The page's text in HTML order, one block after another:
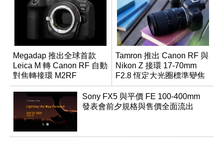
Megadap 推出全球首款
Leica M 轉 Canon RF 自動
對焦轉接環 M2RF
Tamron 推出 Canon RF 與
Nikon Z 接環 17-70mm
F2.8 恆定大光圈標準變焦
鏡
Sony FX5 與平價 FE 100-400mm
發表會前夕規格與售價全面流出